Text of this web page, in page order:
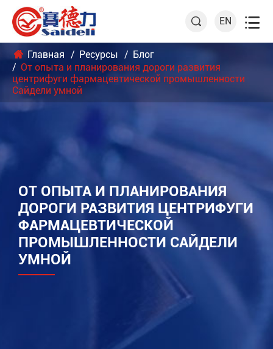
 EN 
Главная Ресурсы
Блог
От опыта и планирования дороги развития
центрифуги фармацевтической промышленности
Сайдели умной
ОТ ОПЫТА И ПЛАНИРОВАНИЯ
ДОРОГИ РАЗВИТИЯ ЦЕНТРИФУГИ
ФАРМАЦЕВТИЧЕСКОЙ
ПРОМЫШЛЕННОСТИ САЙДЕЛИ
УМНОЙ